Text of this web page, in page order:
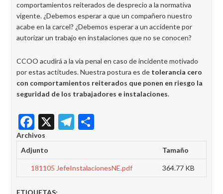
comportamientos reiterados de desprecio a la normativa
vigente. ¿Debemos esperar a que un compañero nuestro
acabe en la carcel? ¿Debemos esperar a un accidente por
autorizar un trabajo en instalaciones que no se conocen?
CCOO acudirá a la vía penal en caso de incidente motivado
por estas actitudes. Nuestra postura es de tolerancia cero
con comportamientos reiterados que ponen en riesgo la
seguridad de los trabajadores e instalaciones.
Facebook
X Telegram
Archivos
Adjunto
Tamaño
181105 JefeInstalacionesNE.pdf 364.77 KB
ETIQUETAS: